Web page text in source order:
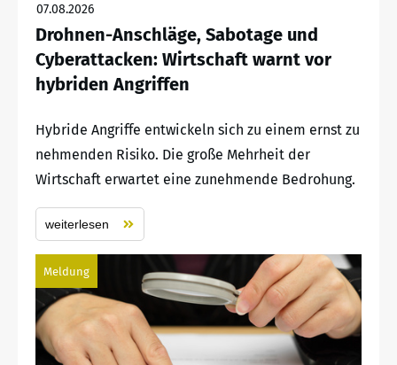
07.08.2026
Drohnen-Anschläge, Sabotage und
Cyberattacken: Wirtschaft warnt vor
hybriden Angriffen
Hybride Angriffe entwickeln sich zu einem ernst zu
nehmenden Risiko. Die große Mehrheit der
Wirtschaft erwartet eine zunehmende Bedrohung.
weiterlesen
Meldung